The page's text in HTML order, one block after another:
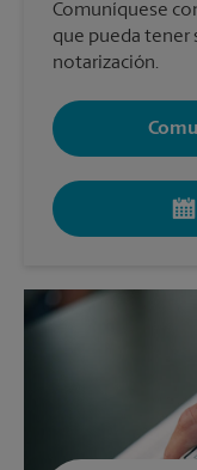
Comuníquese
que pueda tener
notarización.